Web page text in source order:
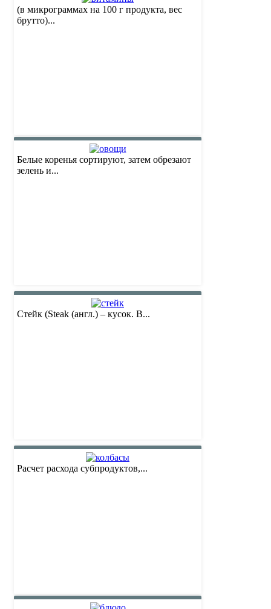
(в микрограммах на 100 г продукта, вес
брутто)...
Белые коренья сортируют, затем обрезают
зелень и...
Стейк (Steak (англ.) – кусок. В...
Расчет расхода субпродуктов,...